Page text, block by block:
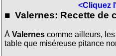
<Cliquez
■ Valernes: Recette de
À Valernescomme ailleurs,
table que miséreuse pitance